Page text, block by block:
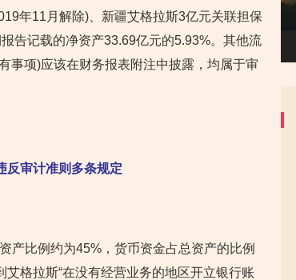
年11月解除)、新疆艾格拉斯3亿元关联担保
告记载的净资产33.69亿元的5.93%。其他流
事项)应该在财务报表附注中披露，均属于审
反审计准则多条规定
产比例约为45%，货币资金占总资产的比例
格拉斯“在没有经营业务的地区开立银行账